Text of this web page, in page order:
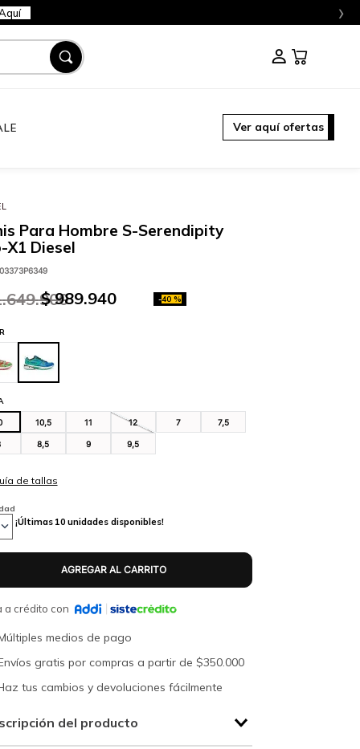
›
Ver aquí ofertas
Para Hombre S-Serendipity
X1 Diesel
.649.900
$ 989.940 -40 %
10,5 11 12 7 7,5
8,5 9 9,5
¡Últimas 10 unidades disponibles!
a crédito con
medios de pago
gratis por compras a partir de $350.000
tus cambios y devoluciones fácilmente
del producto